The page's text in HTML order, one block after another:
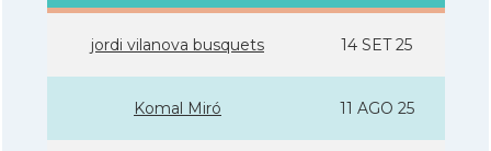
jordi vilanova busquets 14 SET 25
Komal Miró 11 AGO 25